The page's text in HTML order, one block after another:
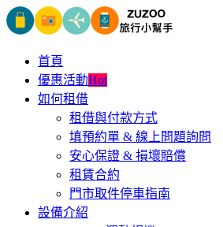
首頁
優惠活動Hot
如何租借
租借與付款方式
填預約單 & 線上問題詢問
安心保證 & 損壞賠償
租賃合約
門市取件停車指南
設備介紹